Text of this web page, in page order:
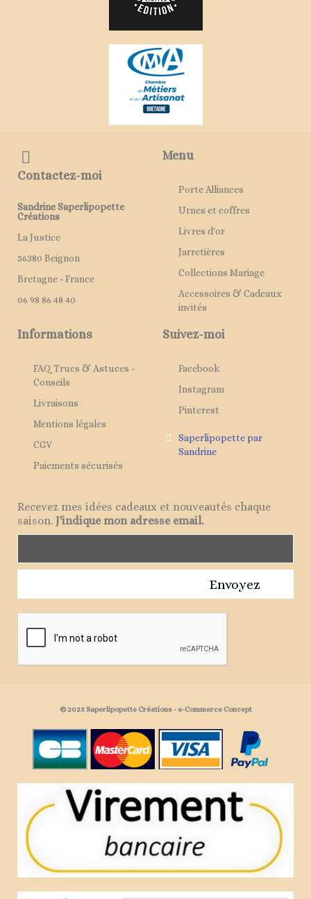
Contactez-moi
Sandrine Saperlipopette
Créations
La Justice
56380 Beignon
Bretagne - France
06 98 86 48 40
Menu
Porte Alliances
Urnes et coffres
Livres d'or
Jarretières
Collections Mariage
Accessoires & Cadeaux
invités
Informations
FAQ Trucs & Astuces -
Conseils
Livraisons
Mentions légales
CGV
Paiements sécurisés
Suivez-moi
Facebook
Instagram
Pinterest
Saperlipopette par
Sandrine
Recevez mes idées cadeaux et nouveautés chaque
saison. J'indique mon adresse email.
Envoyez
© 2023 Saperlipopette Créations - e-Commerce Concept